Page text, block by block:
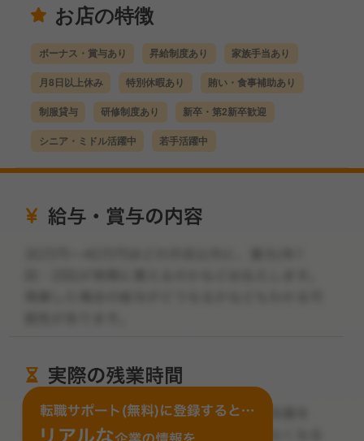
お店の特徴
ボーナス・賞与あり 昇給制度あり 家族手当あり
月8日以上休み 特別休暇あり 賄い・食事補助あり
制服貸与 研修制度あり 新卒・第2新卒歓迎
シニア・ミドル活躍中 若手活躍中